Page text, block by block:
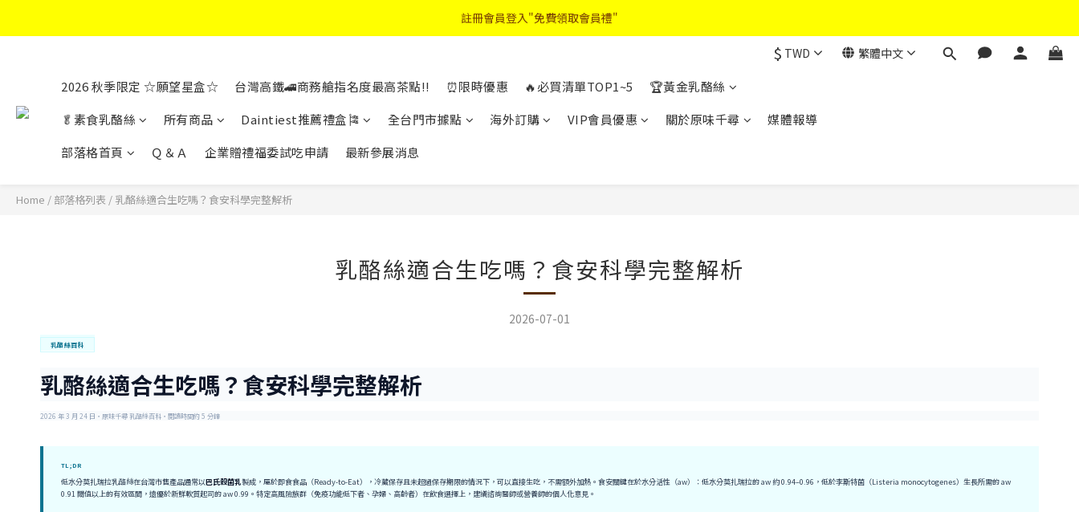
首購優惠輸入"N50"現折50元
註冊會員登入"免費領取會員禮"
首購優惠輸入"N50"現折50元
$ TWD 繁體中文
2026 秋季限定 ☆願望星盒☆ 台灣高鐵🚄商務艙指名度最高茶點!! ⏰限時優惠 🔥必買清單TOP1~5
🏆黃金乳酪絲
🥬素食乳酪絲
所有商品 Daintiest推薦禮盒🎏 全台門市據點 海外訂購 VIP會員優惠 關於原味千尋
媒體報導
部落格首頁
Ｑ＆Ａ 企業贈禮福委試吃申請 最新參展消息
Home / 部落格列表 / 乳酪絲適合生吃嗎？食安科學完整解析
乳酪絲適合生吃嗎？食安科學完整解析
2026-07-01
乳酪絲百科
乳酪絲適合生吃嗎？食安科學完整解析
2026 年 3 月 24 日・原味千尋 乳酪絲百科・閱讀時間約 5 分鐘
TL;DR
低水分莫扎瑞拉乳酪絲在台灣市售產品通常以巴氏殺菌乳製成，屬於即食食品（Ready-to-Eat），冷藏保存且未超過保存期限的情況下，可以直接生吃，不需額外加熱。食安關鍵在於水分活性（aw）：低水分莫扎瑞拉的 aw 約 0.94–0.96，低於李斯特菌（Listeria monocytogenes）生長所需的 aw
0.91 閾值以上的有效區間，遠優於新鮮軟質起司的 aw 0.99。特定高風險族群（免疫功能低下者、孕婦、高齡者）在飲食選擇上，建議諮詢醫師或營養師的個人化意見。